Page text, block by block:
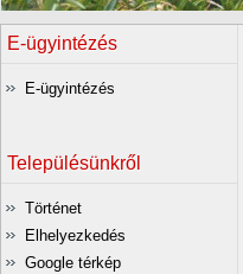
E-ügyintézés
E-ügyintézés
Településünkről
Történet
Elhelyezkedés
Google térkép